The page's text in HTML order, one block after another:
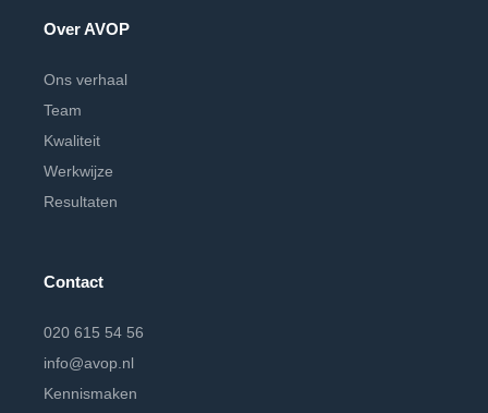
Over AVOP
Ons verhaal
Team
Kwaliteit
Werkwijze
Resultaten
Contact
020 615 54 56
info@avop.nl
Kennismaken